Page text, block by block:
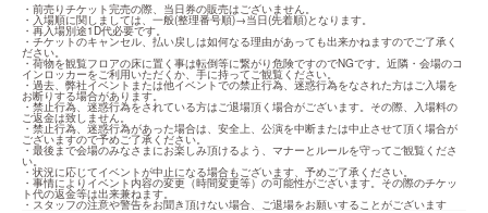
・前売りチケット完売の際、当日券の販売はございません。
・入場順に関しましては、一般(整理番号順)→当日(先着順)となります。
・再入場別途1D代必要です。
・チケットのキャンセル、払い戻しは如何なる理由があっても出来かねますのでご了承く
ださい。
・荷物を観覧フロアの床に置く事は転倒等に繋がり危険ですのでNGです。近隣・会場のコ
インロッカーをご利用いただくか、手に持ってご観覧ください。
・過去、弊社イベントまたは他イベントでの禁止行為、迷惑行為をなされた方はご入場を
お断りする場合があります。
・禁止行為、迷惑行為をされている方はご退場頂く場合がございます。その際、入場料の
ご返金は致しません。
・禁止行為、迷惑行為があった場合は、安全上、公演を中断または中止させて頂く場合が
ございますので予めご了承ください。
・最後まで会場のみなさまにお楽しみ頂けるよう、マナーとルールを守ってご観覧くださ
い。
・状況に応じてイベントが中止になる場合もございます、予めご了承ください。
・事情によりイベント内容の変更（時間変更等）の可能性がございます。その際のチケッ
ト代の返金等は出来兼ねます。
・スタッフの注意や警告をお聞き頂けない場合、ご退場をお願いすることがございます